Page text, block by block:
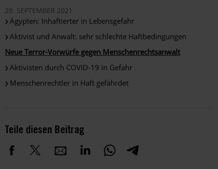
29. SEPTEMBER 2021
Ägypten: Inhaftierter in Lebensgefahr
Aktivist und Anwalt: sehr schlechte Haftbedingungen
Neue Terror-Vorwürfe gegen Menschenrechtsanwalt
Aktivisten durch COVID-19 in Gefahr
Menschenrechtler in Haft gefährdet
Teile diesen Beitrag